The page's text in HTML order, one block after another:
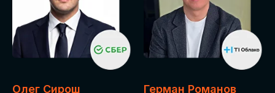
Олег Сирош Герман Романов